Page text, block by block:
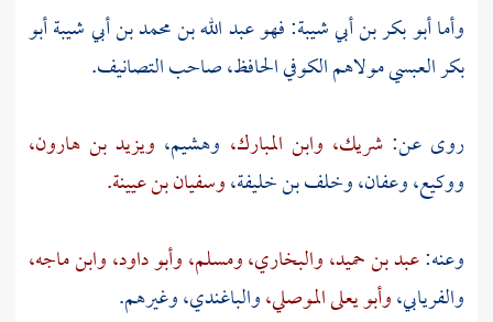
وأماأبو بكر بن أبي شيبة: فهو عبد الله بن محمد بن أبي شيبة أبو
بكر العبسي مولاهم الكوفي الحافظ،صاحب التصانيف.
روى عن:شريك، وابن المبارك، وهشيم، ويزيد بن هارون،
ووكيع،وعفان،وخلف بن خليفة،وسفيان بن عيينة.
وعنه:عبد بن حميد،والبخاري،ومسلم،وأبو داود،وابن ماجه،
والفريابي،وأبو يعلى الموصلي،والباغندي،وغيرهم.